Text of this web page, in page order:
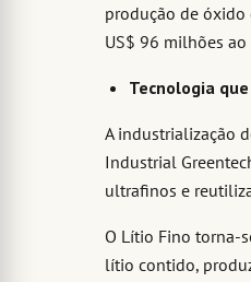
produção de
US$ 96 milhões
Tecnologia
A industrialização
Industrial
ultrafinos e
O Lítio Fino torna-
lítio contido,